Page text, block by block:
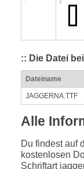
:: Die Datei
Dateiname
JAGGERNA.TTF
Alle
Du findest auf
kostenlosen
Schriftart